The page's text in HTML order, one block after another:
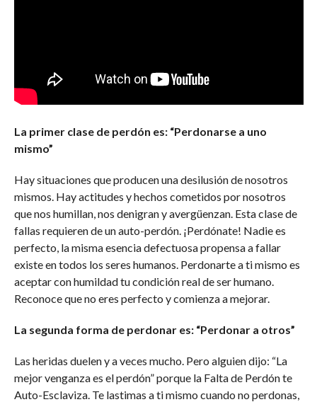
La primer clase de perdón es: “Perdonarse a uno
mismo”
Hay situaciones que producen una desilusión de nosotros
mismos. Hay actitudes y hechos cometidos por nosotros
que nos humillan, nos denigran y avergüenzan. Esta clase de
fallas requieren de un auto-perdón. ¡Perdónate! Nadie es
perfecto, la misma esencia defectuosa propensa a fallar
existe en todos los seres humanos. Perdonarte a ti mismo es
aceptar con humildad tu condición real de ser humano.
Reconoce que no eres perfecto y comienza a mejorar.
La segunda forma de perdonar es: “Perdonar a otros”
Las heridas duelen y a veces mucho. Pero alguien dijo: “La
mejor venganza es el perdón” porque la Falta de Perdón te
Auto-Esclaviza. Te lastimas a ti mismo cuando no perdonas,